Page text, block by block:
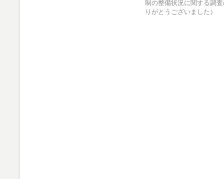
制の整備状況に関する調
りがとうございました）